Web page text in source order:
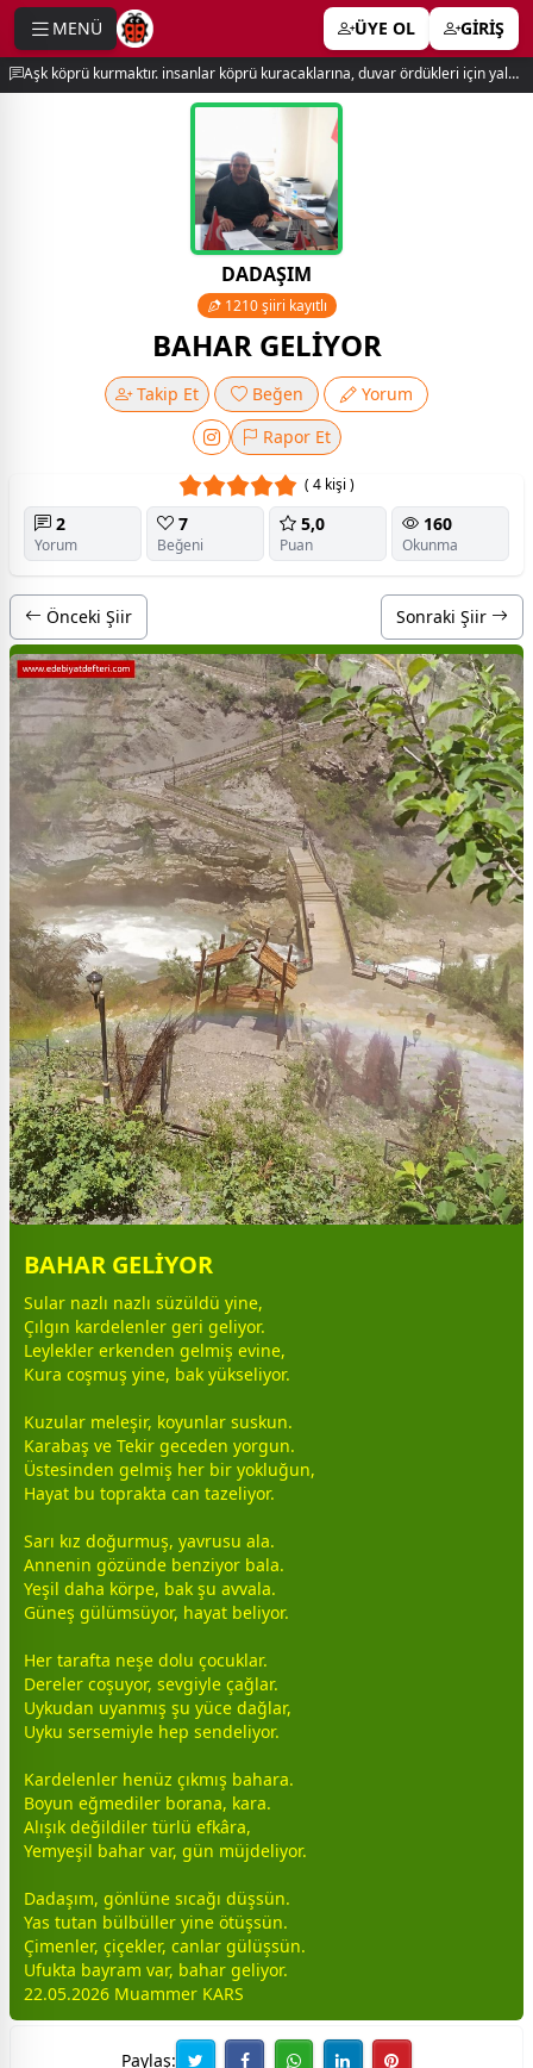
MENÜ ÜYE OL GİRİŞ
Aşk köprü kurmaktır. insanlar köprü kuracaklarına, duvar ördükleri için yalnız kalırlar. newton
DADAŞIM
1210 şiiri kayıtlı
BAHAR GELİYOR
Takip Et Beğen
Yorum
Rapor Et
( 4 kişi )
2
Yorum
7
Beğeni
5,0
Puan
160
Okunma
Önceki Şiir Sonraki Şiir
BAHAR GELİYOR
Sular nazlı nazlı süzüldü yine,
Çılgın kardelenler geri geliyor.
Leylekler erkenden gelmiş evine,
Kura coşmuş yine, bak yükseliyor.
Kuzular meleşir, koyunlar suskun.
Karabaş ve Tekir geceden yorgun.
Üstesinden gelmiş her bir yokluğun,
Hayat bu toprakta can tazeliyor.
Sarı kız doğurmuş, yavrusu ala.
Annenin gözünde benziyor bala.
Yeşil daha körpe, bak şu avvala.
Güneş gülümsüyor, hayat beliyor.
Her tarafta neşe dolu çocuklar.
Dereler coşuyor, sevgiyle çağlar.
Uykudan uyanmış şu yüce dağlar,
Uyku sersemiyle hep sendeliyor.
Kardelenler henüz çıkmış bahara.
Boyun eğmediler borana, kara.
Alışık değildiler türlü efkâra,
Yemyeşil bahar var, gün müjdeliyor.
Dadaşım, gönlüne sıcağı düşsün.
Yas tutan bülbüller yine ötüşsün.
Çimenler, çiçekler, canlar gülüşsün.
Ufukta bayram var, bahar geliyor.
22.05.2026 Muammer KARS
Paylaş:
menu